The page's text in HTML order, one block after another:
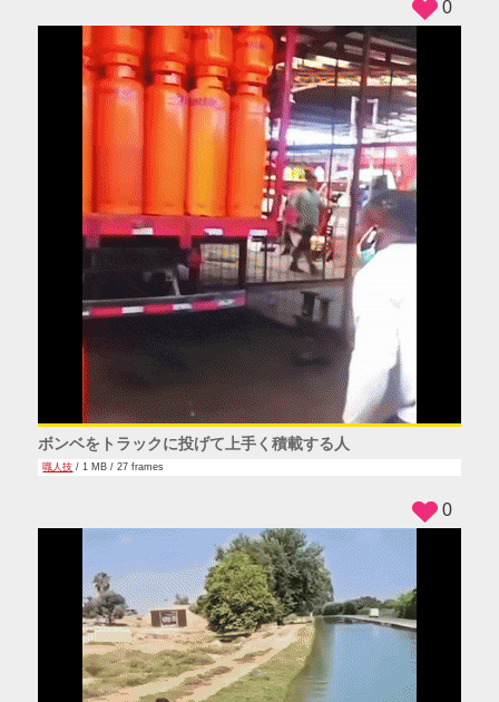
ボンベをトラックに投げて上手く積載する人
職人技 / 1 MB / 27 frames
0
0